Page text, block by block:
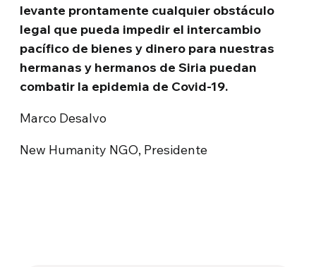
levante prontamente cualquier obstáculo
legal que pueda impedir el intercambio
pacífico de bienes y dinero para nuestras
hermanas y hermanos de Siria puedan
combatir la epidemia de Covid-19.
Marco Desalvo
New Humanity NGO, Presidente